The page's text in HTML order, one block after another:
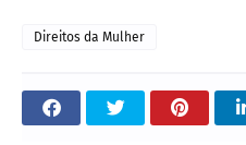
Direitos da Mulher